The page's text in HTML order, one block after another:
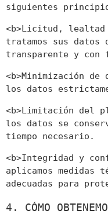
siguientes
<b>Licitud, lealtad
tratamos sus datos
transparente y
<b>Minimización
los datos
<b>Limitación del
los datos se
tiempo necesario.
<b>Integridad y
aplicamos medidas
adecuadas para
4. CÓMO